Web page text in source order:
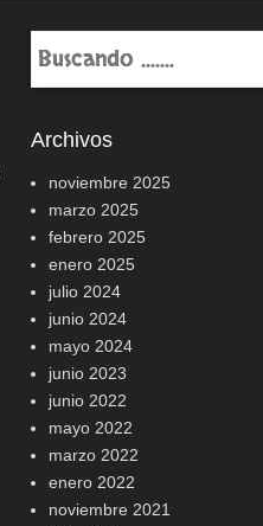
Buscar
Archivos
noviembre 2025
marzo 2025
febrero 2025
enero 2025
julio 2024
junio 2024
mayo 2024
junio 2023
junio 2022
mayo 2022
marzo 2022
enero 2022
noviembre 2021